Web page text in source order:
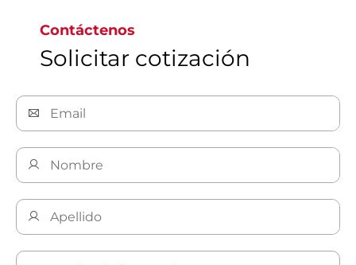
Contáctenos
Solicitar cotización